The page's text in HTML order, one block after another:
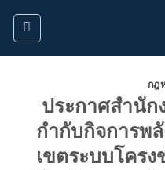
ข้าม
ยัง
กฎ
ประกาศสำนั
กำกับกิจการพ
เขตระบบโคร